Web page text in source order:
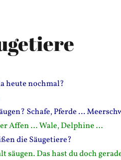
heute nochmal?
Schafe, Pferde …
Affen … Wale, Delphine …
die Säugetiere?
säugen. Das hast du doch